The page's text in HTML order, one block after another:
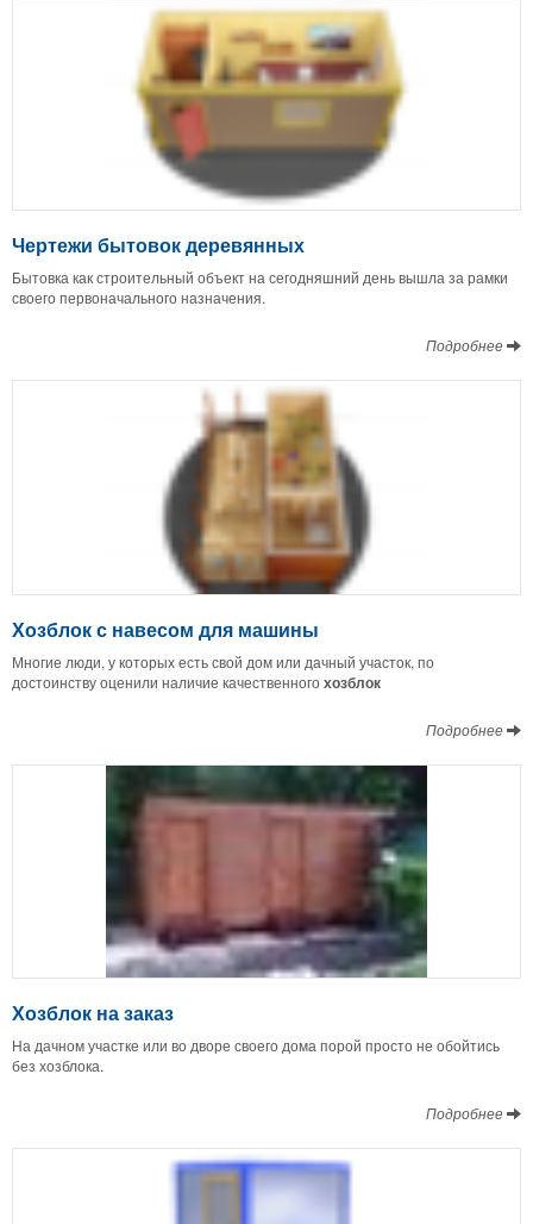
Чертежи бытовок деревянных
Бытовка как строительный объект на сегодняшний день вышла за рамки
своего первоначального назначения.
Подробнее
Хозблок с навесом для машины
Многие люди, у которых есть свой дом или дачный участок, по
достоинству оценили наличие качественногохозблок
Подробнее
Хозблок на заказ
На дачном участке или во дворе своего дома порой просто не обойтись
без хозблока.
Подробнее